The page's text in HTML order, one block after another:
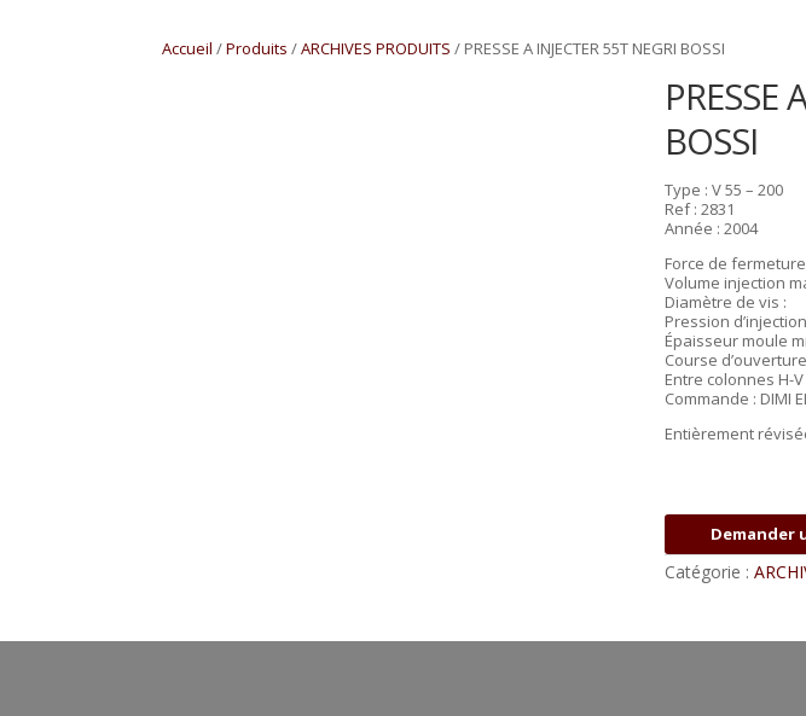
Accueil /Produits /ARCHIVES PRODUITS / PRESSE A INJECTER 55T NEGRI BOSSI
PRESSE
BOSSI
Type : V 55 – 200
Ref : 2831
Année : 2004
Force de fermeture
Volume injection
Diamètre de vis :
Pression
Épaisseur moule
Course
Entre colonnes H-
Commande : DIMI
Entièrement
Demander
Catégorie :